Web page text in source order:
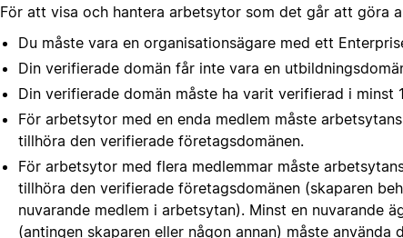
För att visa och hantera arbetsytor som det går att göra
Du måste vara en organisationsägare med ett
Din verifierade domän får inte vara en
Din verifierade domän måste ha varit verifierad i minst
För arbetsytor med en enda medlem måste
tillhöra den verifierade företagsdomänen.
För arbetsytor med flera medlemmar måste
tillhöra den verifierade företagsdomänen (skaparen
nuvarande medlem i arbetsytan). Minst en nuvarande
(antingen skaparen eller någon annan) måste använda